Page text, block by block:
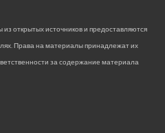
открытых источников и предоставляются
Права на материалы принадлежат их
за содержание материала